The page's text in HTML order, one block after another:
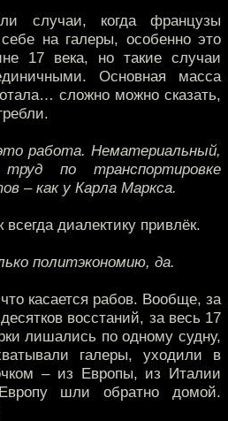
случаи, когда французы
на галеры, особенно это
17 века, но такие случаи
Основная масса
сложно можно сказать,
работа. Нематериальный,
труд по транспортировке
– как у Карла Маркса.
всегда диалектику привлёк.
политэкономию, да.
касается рабов. Вообще, за
восстаний, за весь 17
лишались по одному судну,
галеры, уходили в
– из Европы, из Италии
шли обратно домой.